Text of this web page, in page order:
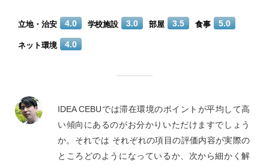
立地・治安 4.0 学校施設 3.0 部屋 3.5 食事 5.0
ネット環境 4.0
IDEA CEBUでは滞在環境のポイントが平均して高
い傾向にあるのがお分かりいただけますでしょう
か。それでは それぞれの項目の評価内容が実際の
ところどのようになっているか、次から細かく解